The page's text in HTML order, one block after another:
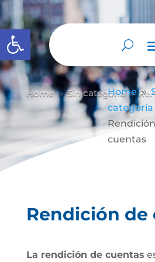
Abrir barra de herramientas
Home 9
categoría
cuentas
Home 9 Sin categoría 9
Rendición de
La rendición de cuentas